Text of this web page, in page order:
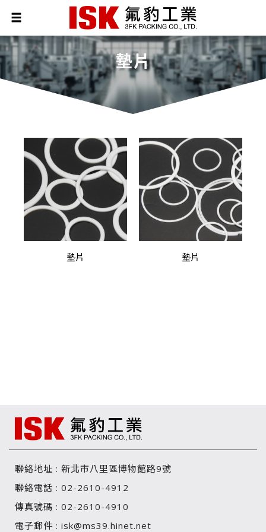
墊片
墊片 墊片
聯絡地址 : 新北市八里區博物館路9號
聯絡電話 : 02-2610-4912
傳真號碼 : 02-2610-4910
電子郵件 : isk@ms39.hinet.net